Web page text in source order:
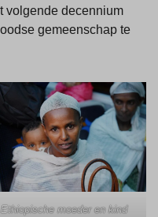
volgende decennium
gemeenschap te
Ethiopische moeder en kind